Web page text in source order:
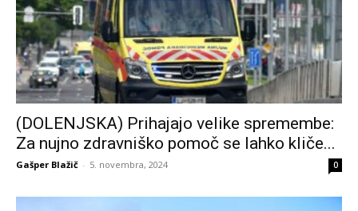
(DOLENJSKA) Prihajajo velike spremembe:
Za nujno zdravniško pomoč se lahko kliče...
Gašper Blažič - 5. novembra, 2024 0